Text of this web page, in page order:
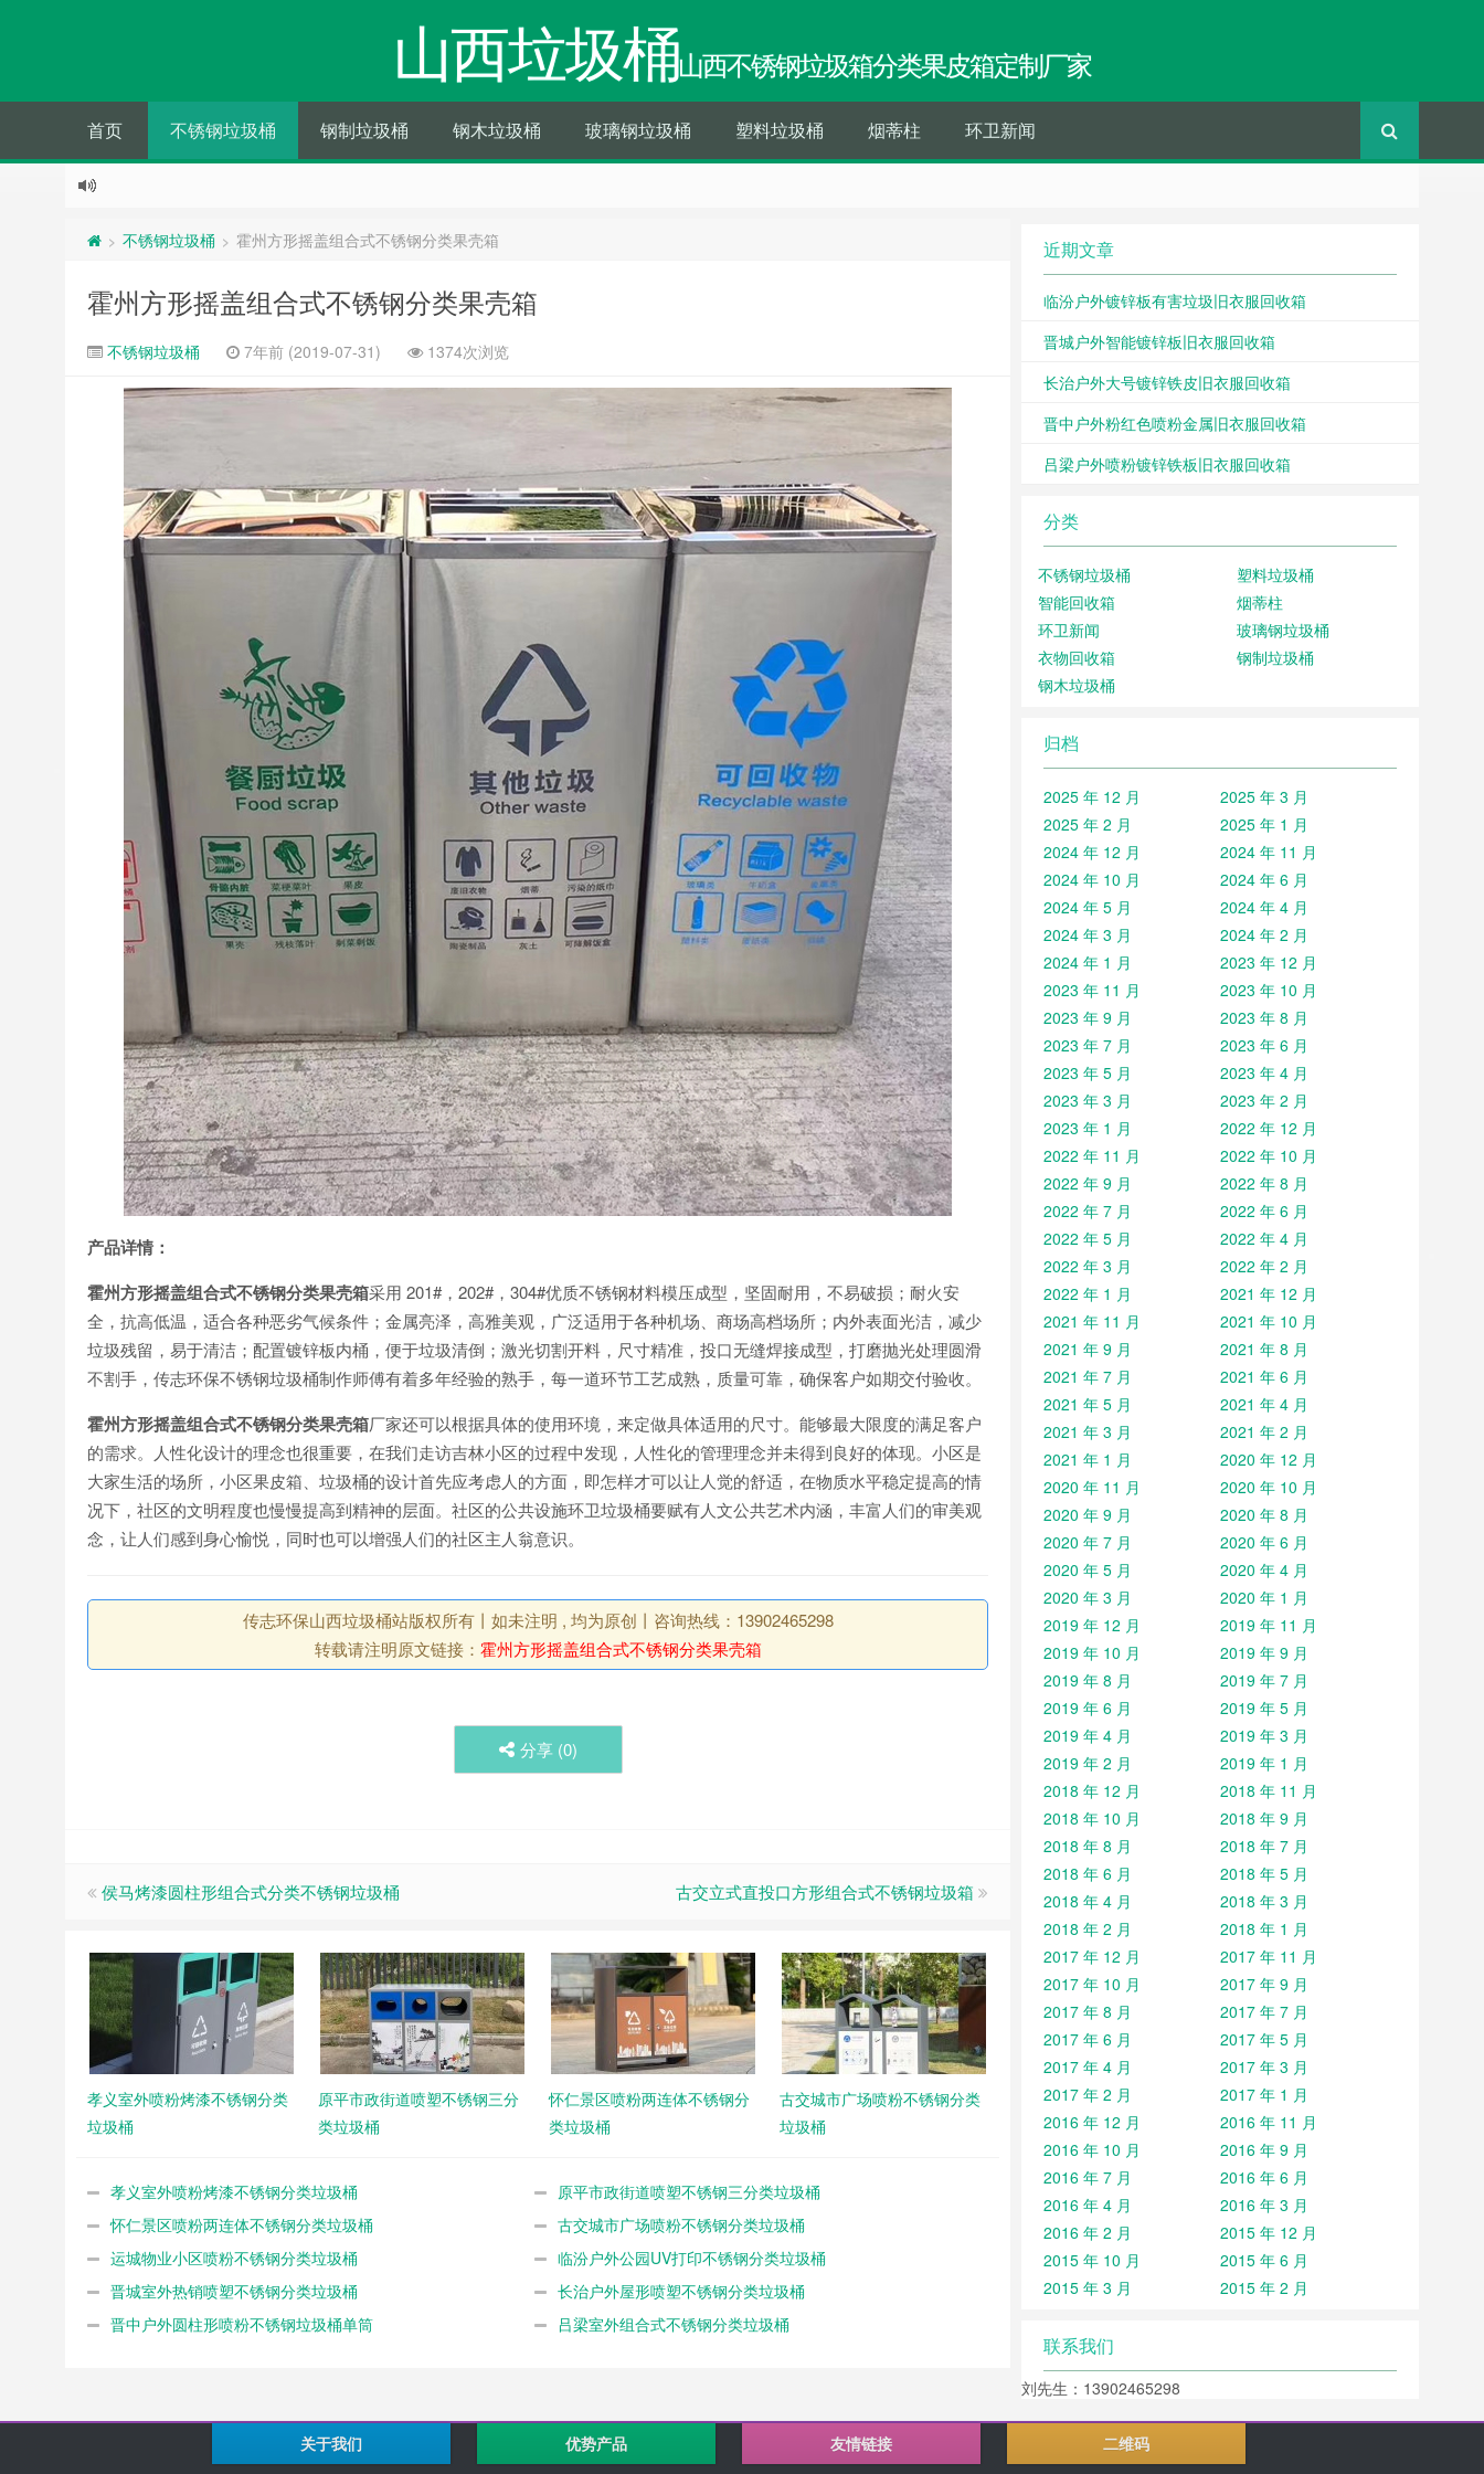
山西垃圾桶山西不锈钢垃圾箱分类果皮箱定制厂家
首页 不锈钢垃圾桶 钢制垃圾桶 钢木垃圾桶 玻璃钢垃圾桶 塑料垃圾桶 烟蒂柱 环卫新闻
> 不锈钢垃圾桶 > 霍州方形摇盖组合式不锈钢分类果壳箱
霍州方形摇盖组合式不锈钢分类果壳箱
不锈钢垃圾桶 7年前 (2019-07-31) 1374次浏览
产品详情：
霍州方形摇盖组合式不锈钢分类果壳箱采用 201#，202#，304#优质不锈钢材料模压成型，坚固耐用，不易破损；耐火安
全，抗高低温，适合各种恶劣气候条件；金属亮泽，高雅美观，广泛适用于各种机场、商场高档场所；内外表面光洁，减少
垃圾残留，易于清洁；配置镀锌板内桶，便于垃圾清倒；激光切割开料，尺寸精准，投口无缝焊接成型，打磨抛光处理圆滑
不割手，传志环保不锈钢垃圾桶制作师傅有着多年经验的熟手，每一道环节工艺成熟，质量可靠，确保客户如期交付验收。
霍州方形摇盖组合式不锈钢分类果壳箱厂家还可以根据具体的使用环境，来定做具体适用的尺寸。能够最大限度的满足客户
的需求。人性化设计的理念也很重要，在我们走访吉林小区的过程中发现，人性化的管理理念并未得到良好的体现。小区是
大家生活的场所，小区果皮箱、垃圾桶的设计首先应考虑人的方面，即怎样才可以让人觉的舒适，在物质水平稳定提高的情
况下，社区的文明程度也慢慢提高到精神的层面。社区的公共设施环卫垃圾桶要赋有人文公共艺术内涵，丰富人们的审美观
念，让人们感到身心愉悦，同时也可以增强人们的社区主人翁意识。
传志环保山西垃圾桶站版权所有丨如未注明 , 均为原创丨咨询热线：13902465298
转载请注明原文链接： 霍州方形摇盖组合式不锈钢分类果壳箱
分享 (0)
侯马烤漆圆柱形组合式分类不锈钢垃圾桶 古交立式直投口方形组合式不锈钢垃圾箱
孝义室外喷粉烤漆不锈钢分类
垃圾桶
原平市政街道喷塑不锈钢三分
类垃圾桶
怀仁景区喷粉两连体不锈钢分
类垃圾桶
古交城市广场喷粉不锈钢分类
垃圾桶
孝义室外喷粉烤漆不锈钢分类垃圾桶
原平市政街道喷塑不锈钢三分类垃圾桶
怀仁景区喷粉两连体不锈钢分类垃圾桶
古交城市广场喷粉不锈钢分类垃圾桶
运城物业小区喷粉不锈钢分类垃圾桶
临汾户外公园UV打印不锈钢分类垃圾桶
晋城室外热销喷塑不锈钢分类垃圾桶
长治户外屋形喷塑不锈钢分类垃圾桶
晋中户外圆柱形喷粉不锈钢垃圾桶单筒
吕梁室外组合式不锈钢分类垃圾桶
近期文章
临汾户外镀锌板有害垃圾旧衣服回收箱
晋城户外智能镀锌板旧衣服回收箱
长治户外大号镀锌铁皮旧衣服回收箱
晋中户外粉红色喷粉金属旧衣服回收箱
吕梁户外喷粉镀锌铁板旧衣服回收箱
分类
不锈钢垃圾桶
塑料垃圾桶
智能回收箱
烟蒂柱
环卫新闻
玻璃钢垃圾桶
衣物回收箱
钢制垃圾桶
钢木垃圾桶
归档
2025 年 12 月
2025 年 3 月
2025 年 2 月
2025 年 1 月
2024 年 12 月
2024 年 11 月
2024 年 10 月
2024 年 6 月
2024 年 5 月
2024 年 4 月
2024 年 3 月
2024 年 2 月
2024 年 1 月
2023 年 12 月
2023 年 11 月
2023 年 10 月
2023 年 9 月
2023 年 8 月
2023 年 7 月
2023 年 6 月
2023 年 5 月
2023 年 4 月
2023 年 3 月
2023 年 2 月
2023 年 1 月
2022 年 12 月
2022 年 11 月
2022 年 10 月
2022 年 9 月
2022 年 8 月
2022 年 7 月
2022 年 6 月
2022 年 5 月
2022 年 4 月
2022 年 3 月
2022 年 2 月
2022 年 1 月
2021 年 12 月
2021 年 11 月
2021 年 10 月
2021 年 9 月
2021 年 8 月
2021 年 7 月
2021 年 6 月
2021 年 5 月
2021 年 4 月
2021 年 3 月
2021 年 2 月
2021 年 1 月
2020 年 12 月
2020 年 11 月
2020 年 10 月
2020 年 9 月
2020 年 8 月
2020 年 7 月
2020 年 6 月
2020 年 5 月
2020 年 4 月
2020 年 3 月
2020 年 1 月
2019 年 12 月
2019 年 11 月
2019 年 10 月
2019 年 9 月
2019 年 8 月
2019 年 7 月
2019 年 6 月
2019 年 5 月
2019 年 4 月
2019 年 3 月
2019 年 2 月
2019 年 1 月
2018 年 12 月
2018 年 11 月
2018 年 10 月
2018 年 9 月
2018 年 8 月
2018 年 7 月
2018 年 6 月
2018 年 5 月
2018 年 4 月
2018 年 3 月
2018 年 2 月
2018 年 1 月
2017 年 12 月
2017 年 11 月
2017 年 10 月
2017 年 9 月
2017 年 8 月
2017 年 7 月
2017 年 6 月
2017 年 5 月
2017 年 4 月
2017 年 3 月
2017 年 2 月
2017 年 1 月
2016 年 12 月
2016 年 11 月
2016 年 10 月
2016 年 9 月
2016 年 7 月
2016 年 6 月
2016 年 4 月
2016 年 3 月
2016 年 2 月
2015 年 12 月
2015 年 10 月
2015 年 6 月
2015 年 3 月
2015 年 2 月
联系我们
刘先生：13902465298
关于我们 优势产品 友情链接 二维码